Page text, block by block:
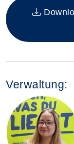
Verwaltung: